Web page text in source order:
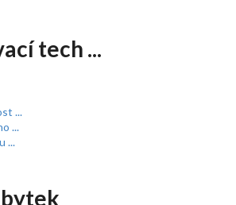
tech ...
...
...
...